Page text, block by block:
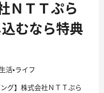
ＮＴＴぷら
込むなら特典
生活・ライフ
グ】株式会社ＮＴＴぷら